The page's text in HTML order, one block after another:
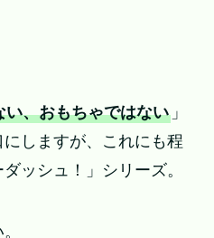
、おもちゃではない」
しますが、これにも程
ッシュ！」シリーズ。